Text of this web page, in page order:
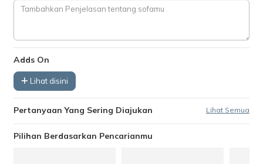
Adds On
Lihat disini
Pertanyaan Yang Sering Diajukan Lihat Semua
Pilihan Berdasarkan Pencarianmu